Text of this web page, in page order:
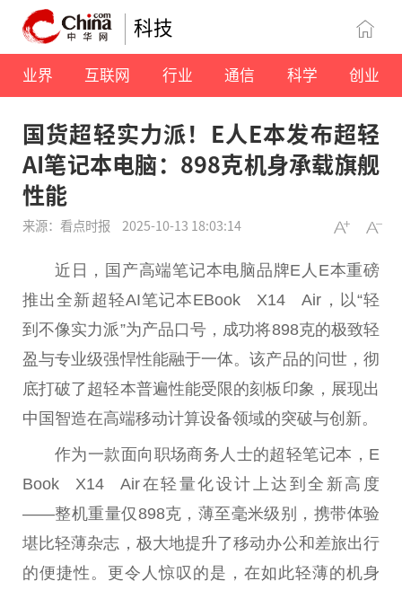
科技
业界 互联网 行业 通信 科学 创业
国货超轻实力派！E人E本发布超轻
AI笔记本电脑：898克机身承载旗舰
性能
来源：看点时报 2025-10-13 18:03:14
近日，国产高端笔记本电脑品牌E人E本重磅
推出全新超轻AI笔记本EBook X14 Air，以“轻
到不像实力派”为产品口号，成功将898克的极致轻
盈与专业级强悍性能融于一体。该产品的问世，彻
底打破了超轻本普遍性能受限的刻板印象，展现出
中国智造在高端移动计算设备领域的突破与创新。
作为一款面向职场商务人士的超轻笔记本，E
Book X14 Air在轻量化设计上达到全新高度
——整机重量仅898克，薄至毫米级别，携带体验
堪比轻薄杂志，极大地提升了移动办公和差旅出行
的便捷性。更令人惊叹的是，在如此轻薄的机身